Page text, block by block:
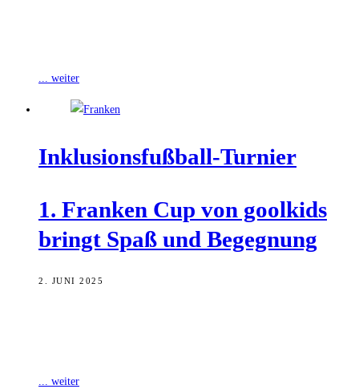
... weiter
Inklu­si­ons­fuß­ball-Tur­nier
1. Fran­ken Cup von gool­kids
bringt Spaß und Begegnung
2. JUNI 2025
... weiter